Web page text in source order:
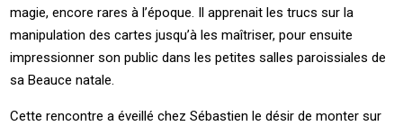
magie, encore rares à l’époque. Il apprenait les trucs sur la
manipulation des cartes jusqu’à les maîtriser, pour ensuite
impressionner son public dans les petites salles paroissiales de
sa Beauce natale.
Cette rencontre a éveillé chez Sébastien le désir de monter sur